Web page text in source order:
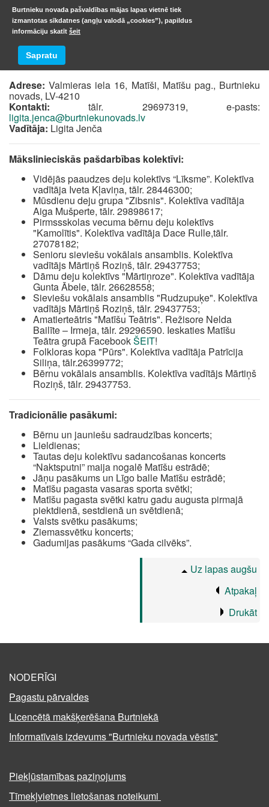
Matīšu Tautas nams
Adrese: Valmieras iela 16, Matīši, Matīšu pag., Burtnieku
novads, LV-4210
Kontakti: tālr. 29697319, e-pasts:
ligita.jenca@burtniekunovads.lv
Vadītāja: Ligita Jenča
Mākslinieciskās pašdarbības kolektīvi:
Vidējās paaudzes deju kolektīvs “Līksme”. Kolektīva
vadītāja Iveta Kļaviņa, tālr. 28446300;
Mūsdienu deju grupa "Zibsnis". Kolektīva vadītāja
Aiga Mušperte, tālr. 29898617;
Pirmssskolas vecuma bērnu deju kolektīvs
"Kamolītis". Kolektīva vadītāja Dace Rulle,tālr.
27078182;
Senioru sieviešu vokālais ansamblis. Kolektīva
vadītājs Mārtiņš Roziņš, tālr. 29437753;
Dāmu deju kolektīvs "Mārtiņroze". Kolektīva vadītāja
Gunta Ābele, tālr. 26628558;
Sieviešu vokālais ansamblis "Rudzupuķe". Kolektīva
vadītājs Mārtiņš Roziņš, tālr. 29437753;
Amatierteātris "Matīšu Teātris". Režisore Nelda
Bailīte – Irmeja, tālr. 29296590. Ieskaties Matīšu
Teātra grupā FacebookŠEIT!
Folkloras kopa "Pūrs". Kolektīva vadītāja Patrīcija
Siliņa, tālr.26399772;
Bērnu vokālais ansamblis. Kolektīva vadītājs Mārtiņš
Roziņš, tālr. 29437753.
Tradicionālie pasākumi:
Bērnu un jauniešu sadraudzības koncerts;
Lieldienas;
Tautas deju kolektīvu sadancošanas koncerts
“Naktsputni” maija nogalē Matīšu estrādē;
Jāņu pasākums un Līgo balle Matīšu estrādē;
Matīšu pagasta vasaras sporta svētki;
Matīšu pagasta svētki katru gadu augusta pirmajā
piektdienā, sestdienā un svētdienā;
Valsts svētku pasākums;
Ziemassvētku koncerts;
Gadumijas pasākums “Gada cilvēks”.
Uz lapas augšu
Atpakaļ
Drukāt
NODERĪGI
Pagastu pārvaldes
Licencētā makšķerēšana Burtniekā
Informatīvais izdevums "Burtnieku novada vēstis"
Piekļūstamības paziņojums
Tīmekļvietnes lietošanas noteikumi
Burtnieku novada pašvaldības mājas lapas vietnē tiek
izmantotas sīkdatnes (angļu valodā „cookies”), papildus
informāciju skatīt šeit
Sapratu